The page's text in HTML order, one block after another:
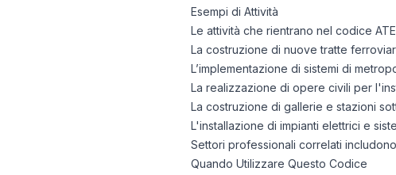
Esempi di Attività
Le attività che rientrano nel codice
La costruzione di nuove tratte
L’implementazione di sistemi di
La realizzazione di opere civili per
La costruzione di gallerie e stazioni
L'installazione di impianti elettrici e
Settori professionali correlati
Quando Utilizzare Questo Codice